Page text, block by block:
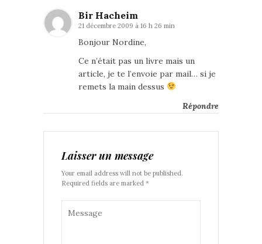
Bir Hacheim
21 décembre 2009 à 16 h 26 min
Bonjour Nordine,
Ce n’était pas un livre mais un
article, je te l’envoie par mail… si je
remets la main dessus
Répondre
Laisser un message
Your email address will not be published.
Required fields are marked *